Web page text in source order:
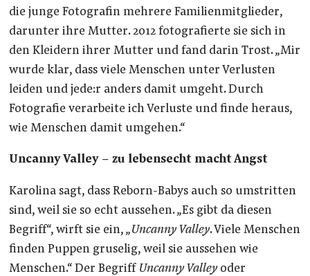
die junge Fotografin mehrere Familienmitglieder,
darunter ihre Mutter. 2012 fotografierte sie sich in
den Kleidern ihrer Mutter und fand darin Trost. „Mir
wurde klar, dass viele Menschen unter Verlusten
leiden und jede:r anders damit umgeht. Durch
Fotografie verarbeite ich Verluste und finde heraus,
wie Menschen damit umgehen.“
Uncanny Valley – zu lebensecht macht Angst
Karolina sagt, dass Reborn-Babys auch so umstritten
sind, weil sie so echt aussehen. „Es gibt da diesen
Begriff“, wirft sie ein, „Uncanny Valley. Viele Menschen
finden Puppen gruselig, weil sie aussehen wie
Menschen.“ Der Begriff Uncanny Valleyoder